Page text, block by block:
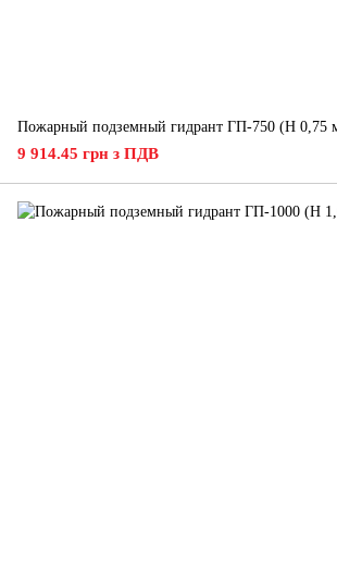
Пожарный подземный гидрант ГП-750 (H 0,75
9 914.45 грн з ПДВ